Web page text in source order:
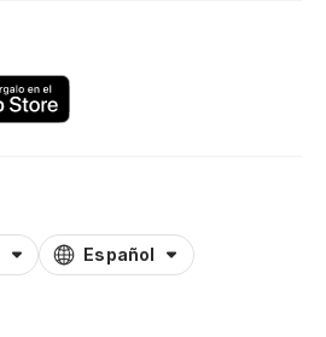
Español